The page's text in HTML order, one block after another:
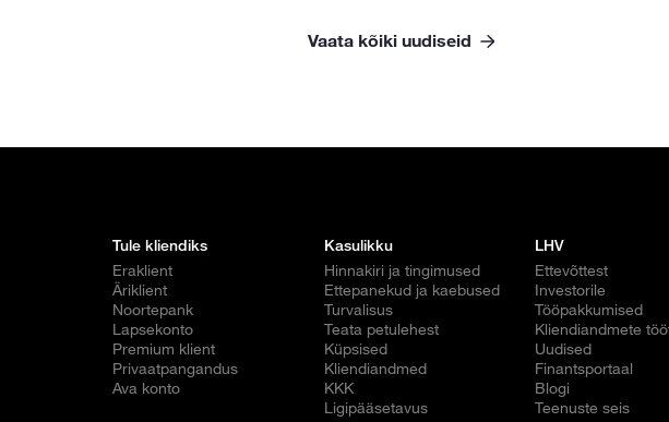
Vaata kõiki uudiseid
Tule kliendiks
Eraklient
Äriklient
Noortepank
Lapsekonto
Premium klient
Privaatpangandus
Ava konto
Kasulikku
Hinnakiri ja tingimused
Ettepanekud ja kaebused
Turvalisus
Teata petulehest
Küpsised
Kliendiandmed
KKK
Ligipääsetavus
LHV
Ettevõttest
Investorile
Tööpakkumised
Kliendiandmete
Uudised
Finantsportaal
Blogi
Teenuste seis